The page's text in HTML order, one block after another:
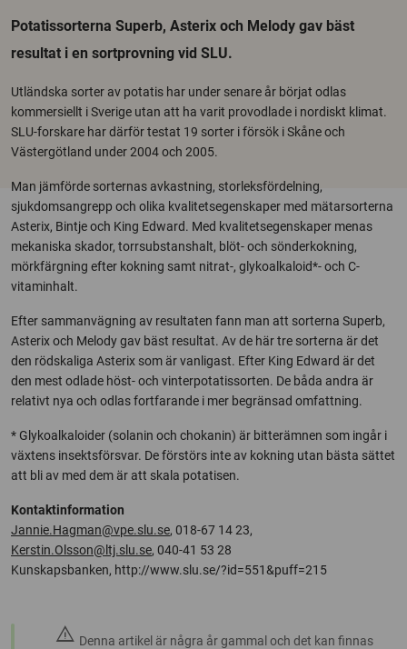
Potatissorterna Superb, Asterix och Melody gav bäst
resultat i en sortprovning vid SLU.
Utländska sorter av potatis har under senare år börjat odlas
kommersiellt i Sverige utan att ha varit provodlade i nordiskt klimat.
SLU-forskare har därför testat 19 sorter i försök i Skåne och
Västergötland under 2004 och 2005.
Man jämförde sorternas avkastning, storleksfördelning,
sjukdomsangrepp och olika kvalitetsegenskaper med mätarsorterna
Asterix, Bintje och King Edward. Med kvalitetsegenskaper menas
mekaniska skador, torrsubstanshalt, blöt- och sönderkokning,
mörkfärgning efter kokning samt nitrat-, glykoalkaloid*- och C-
vitaminhalt.
Efter sammanvägning av resultaten fann man att sorterna Superb,
Asterix och Melody gav bäst resultat. Av de här tre sorterna är det
den rödskaliga Asterix som är vanligast. Efter King Edward är det
den mest odlade höst- och vinterpotatissorten. De båda andra är
relativt nya och odlas fortfarande i mer begränsad omfattning.
* Glykoalkaloider (solanin och chokanin) är bitterämnen som ingår i
växtens insektsförsvar. De förstörs inte av kokning utan bästa sättet
att bli av med dem är att skala potatisen.
Kontaktinformation
Jannie.Hagman@vpe.slu.se, 018-67 14 23,
Kerstin.Olsson@ltj.slu.se, 040-41 53 28
Kunskapsbanken, http://www.slu.se/?id=551&puff=215
warning Denna artikel är några år gammal och det kan finnas